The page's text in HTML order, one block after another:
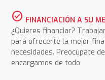
check_circle FINANCIACIÓN A SU
¿Quieres financiar?
para ofrecerte la mejor
necesidades. Preocúpate
encargamos de todo